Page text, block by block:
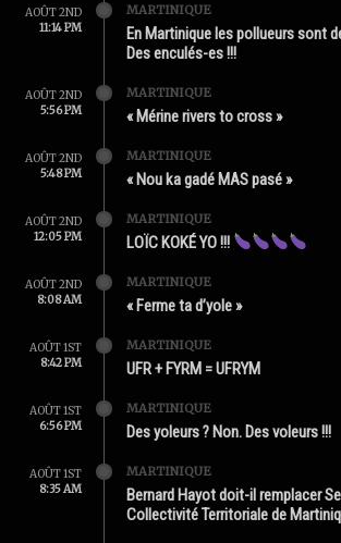
AOÛT 2ND
11:14 PM
MARTINIQUE
En Martinique les pollueurs sont
Des enculés-es !!!
AOÛT 2ND
5:56 PM
MARTINIQUE
« Mérine rivers to cross »
AOÛT 2ND
5:48 PM
MARTINIQUE
« Nou ka gadé MAS pasé »
AOÛT 2ND
12:05 PM
MARTINIQUE
LOÏC KOKÉ YO !!!
AOÛT 2ND
8:08 AM
MARTINIQUE
« Ferme ta d’yole »
AOÛT 1ST
8:42 PM
MARTINIQUE
UFR + FYRM = UFRYM
AOÛT 1ST
6:56 PM
MARTINIQUE
Des yoleurs ? Non. Des voleurs !!!
AOÛT 1ST
8:35 AM
MARTINIQUE
Bernard Hayot doit-il remplacer
Collectivité Territoriale de